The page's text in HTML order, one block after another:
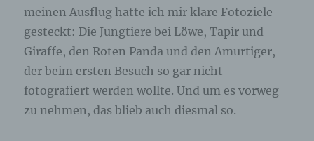
meinen Ausflug hatte ich mir klare Fotoziele
gesteckt: Die Jungtiere bei Löwe, Tapir und
Giraffe, den Roten Panda und den Amurtiger,
der beim ersten Besuch so gar nicht
fotografiert werden wollte. Und um es vorweg
zu nehmen, das blieb auch diesmal so.